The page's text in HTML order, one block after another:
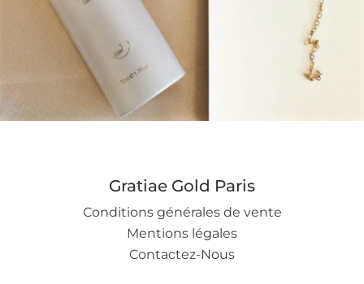
o
n
Gratiae Gold Paris
Conditions générales de vente
Mentions légales
Contactez-Nous